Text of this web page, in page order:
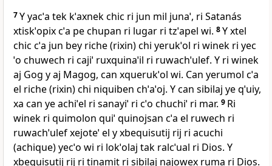
7Y yacˈa tek kˈaxnek chic ri jun mil junaˈ, ri Satanás
xtiskˈopix cˈa pe chupan ri lugar ri tzˈapel wi. 8Y xtel
chic cˈa jun bey riche (rixin) chi yerukˈol ri winek ri yec
ˈo chuwech ri cajiˈ ruxquinaˈil ri ruwachˈulef. Y ri winek
aj Gog y aj Magog, can xquerukˈol wi. Can yerumol cˈa
el riche (rixin) chi niquiben chˈaˈoj. Y can sibilaj ye qˈuiy,
xa can ye achiˈel ri sanayiˈ ri cˈo chuchiˈ ri mar. 9 Ri
winek ri quimolon quiˈ quinojsan cˈa el ruwech ri
ruwachˈulef xejoteˈ el y xbequisutij rij ri acuchi
(achique) yecˈo wi ri lokˈolaj tak ralcˈual ri Dios. Y
xbequisutij rij ri tinamit ri sibilaj najowex ruma ri Dios.